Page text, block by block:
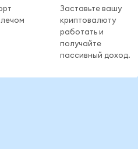
Заставьте вашу
криптовалюту
работать и
получайте
пассивный доход.